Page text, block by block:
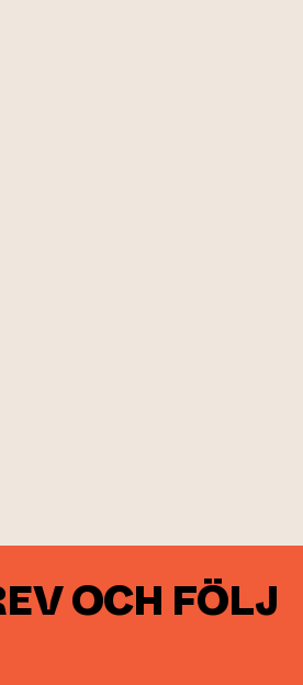
OCH FÖLJ